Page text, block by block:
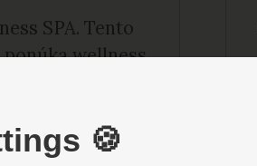
SPA. Tento
wellness
a
vodný svet a
🍪